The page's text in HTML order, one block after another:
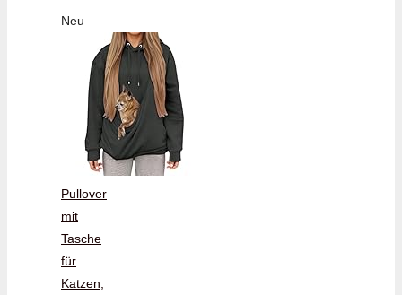
Neu
Pullover
mit
Tasche
für
Katzen,